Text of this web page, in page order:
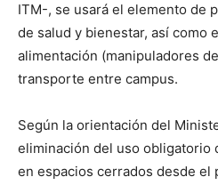
ITM-, se usará el elemento de
de salud y bienestar, así como
alimentación (manipuladores
transporte entre campus.
Según la orientación del
eliminación del uso obligatorio
en espacios cerrados desde el